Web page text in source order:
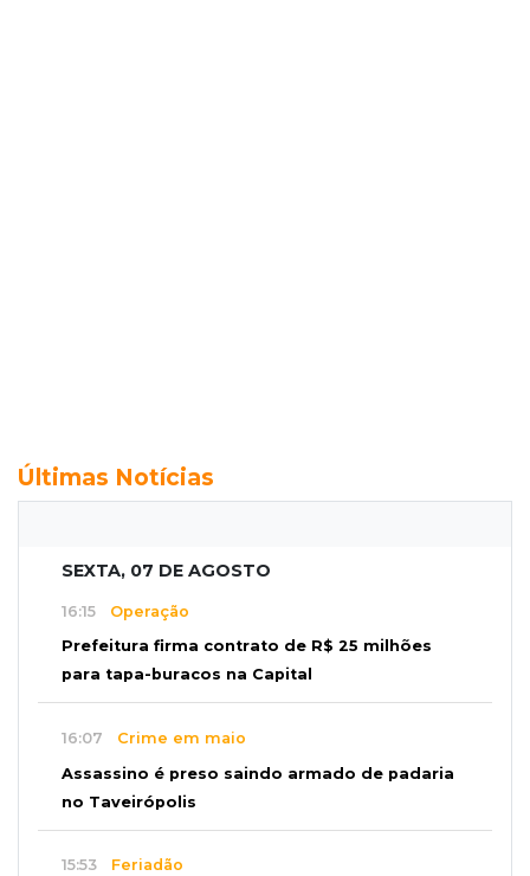
Últimas Notícias
SEXTA, 07 DE AGOSTO
16:15 Operação
Prefeitura firma contrato de R$ 25 milhões
para tapa-buracos na Capital
16:07 Crime em maio
Assassino é preso saindo armado de padaria
no Taveirópolis
15:53 Feriadão